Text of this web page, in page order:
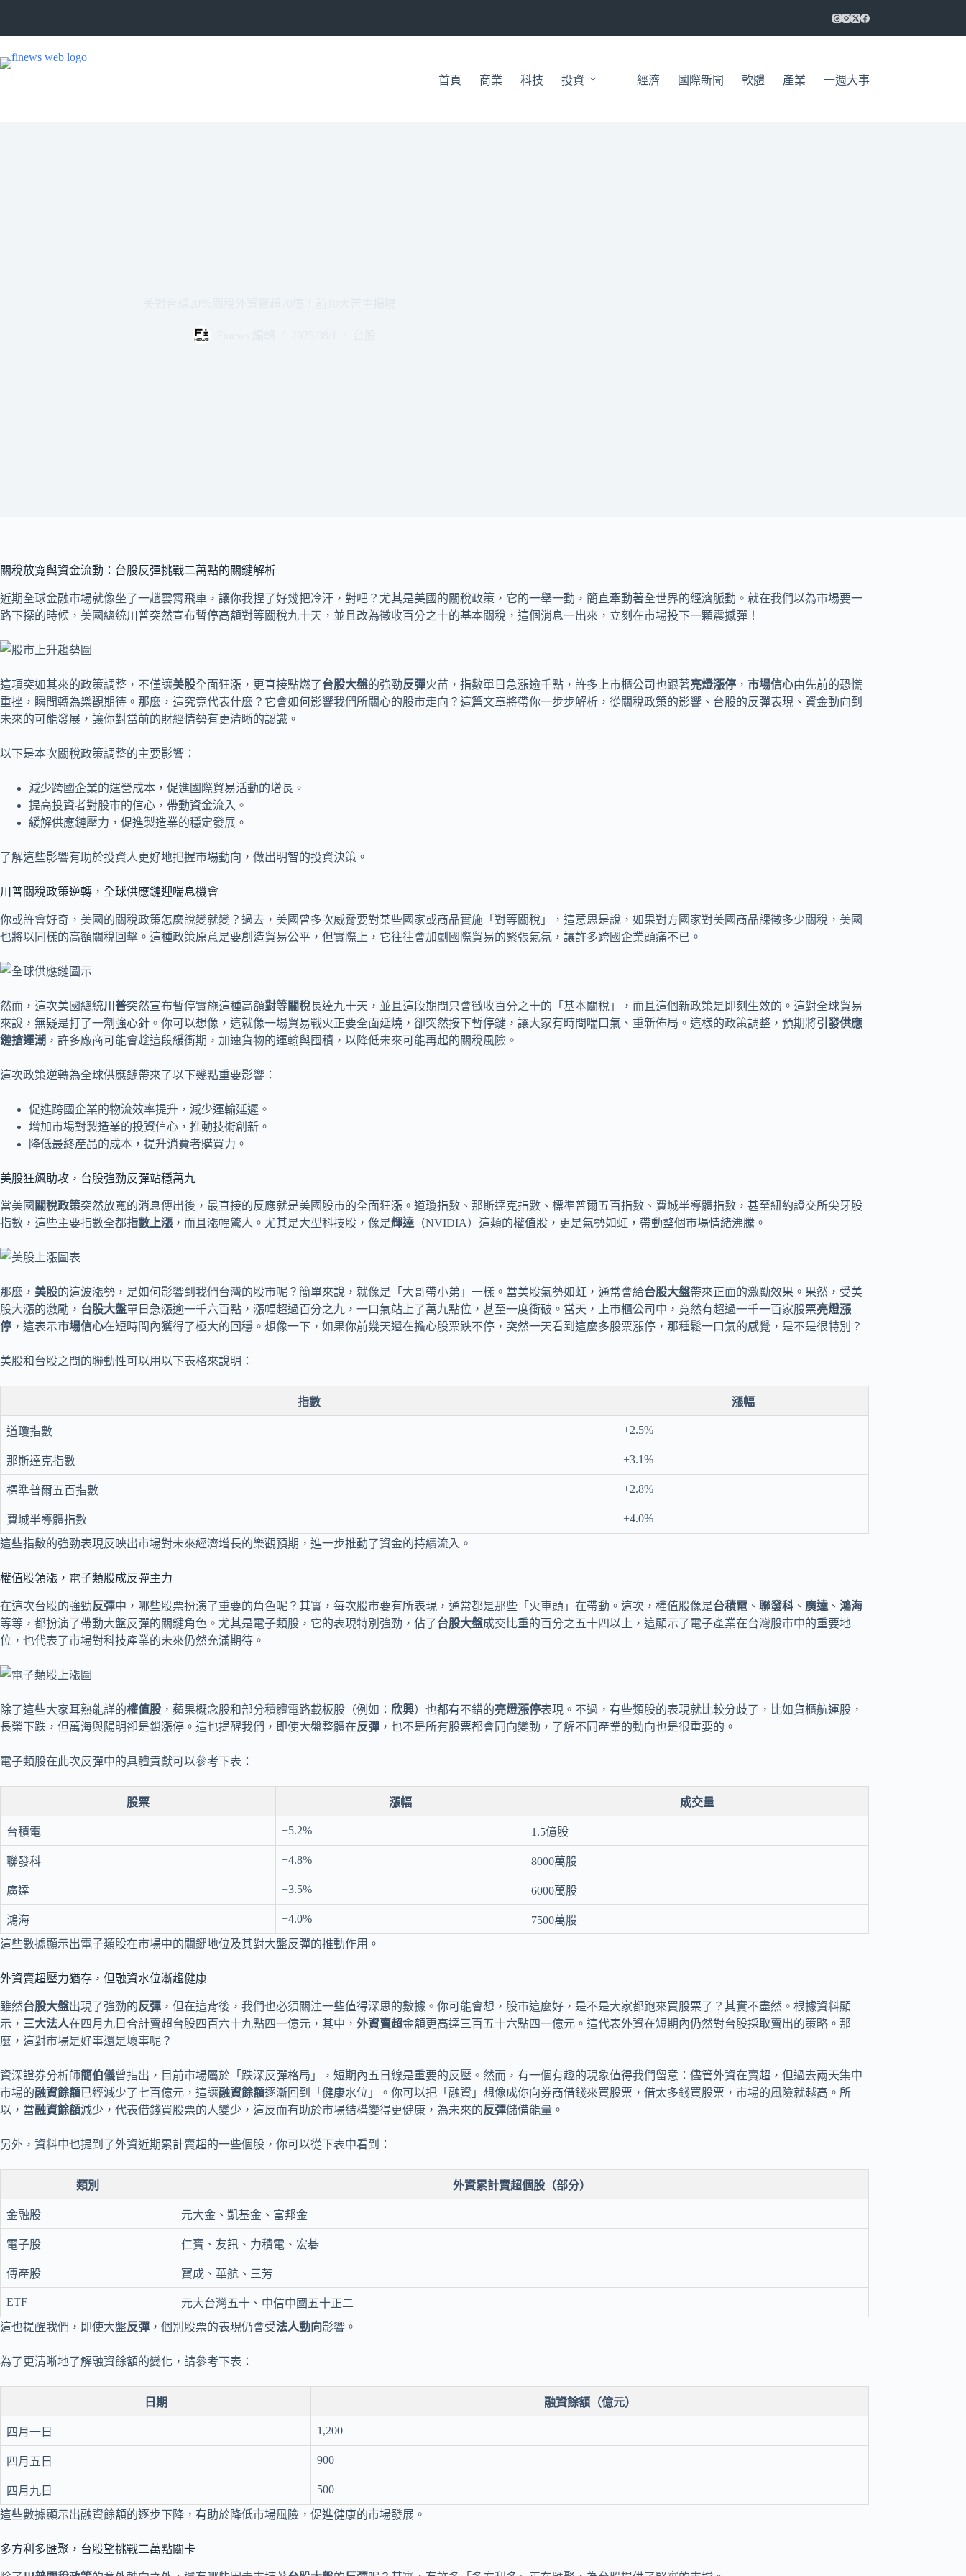
要
首頁 商業 科技 投資 經濟 國際新聞 軟體 產業 一週大事
關稅放寬與資金流動：台股反彈挑戰二萬點的關鍵解析
近期全球金融市場就像坐了一趟雲霄飛車，讓你我捏了好幾把冷汗，對吧？尤其是美國的關稅政策，它的一舉一動，簡直牽動著全世界的經濟脈動。就在我們以為市場要一
路下探的時候，美國總統川普突然宣布暫停高額對等關稅九十天，並且改為徵收百分之十的基本關稅，這個消息一出來，立刻在市場投下一顆震撼彈！
這項突如其來的政策調整，不僅讓美股全面狂漲，更直接點燃了台股大盤的強勁反彈火苗，指數單日急漲逾千點，許多上市櫃公司也跟著亮燈漲停 ， 市場信心由先前的恐慌
重挫，瞬間轉為樂觀期待。那麼，這究竟代表什麼？它會如何影響我們所關心的股市走向？這篇文章將帶你一步步解析，從關稅政策的影響、台股的反彈表現、資金動向到
未來的可能發展，讓你對當前的財經情勢有更清晰的認識。
以下是本次關稅政策調整的主要影響：
減少跨國企業的運營成本，促進國際貿易活動的增長。
提高投資者對股市的信心，帶動資金流入。
緩解供應鏈壓力，促進製造業的穩定發展。
了解這些影響有助於投資人更好地把握市場動向，做出明智的投資決策。
川普關稅政策逆轉，全球供應鏈迎喘息機會
你或許會好奇，美國的關稅政策怎麼說變就變？過去，美國曾多次威脅要對某些國家或商品實施「對等關稅」，這意思是說，如果對方國家對美國商品課徵多少關稅，美國
也將以同樣的高額關稅回擊。這種政策原意是要創造貿易公平，但實際上，它往往會加劇國際貿易的緊張氣氛，讓許多跨國企業頭痛不已。
然而，這次美國總統川普突然宣布暫停實施這種高額對等關稅長達九十天，並且這段期間只會徵收百分之十的「基本關稅」，而且這個新政策是即刻生效的。這對全球貿易
來說，無疑是打了一劑強心針。你可以想像，這就像一場貿易戰火正要全面延燒，卻突然按下暫停鍵，讓大家有時間喘口氣、重新佈局。這樣的政策調整，預期將引發供應
鏈搶運潮 ，許多廠商可能會趁這段緩衝期，加速貨物的運輸與囤積，以降低未來可能再起的關稅風險。
這次政策逆轉為全球供應鏈帶來了以下幾點重要影響：
促進跨國企業的物流效率提升，減少運輸延遲。
增加市場對製造業的投資信心，推動技術創新。
降低最終產品的成本，提升消費者購買力。
美股狂飆助攻，台股強勁反彈站穩萬九
當美國 關稅政策突然放寬的消息傳出後，最直接的反應就是美國股市的全面狂漲。道瓊指數、那斯達克指數、標準普爾五百指數、費城半導體指數，甚至紐約證交所尖牙股
指數，這些主要指數全都指數上漲 ，而且漲幅驚人。尤其是大型科技股，像是輝達 （NVIDIA）這類的權值股，更是氣勢如虹，帶動整個市場情緒沸騰。
那麼， 美股的這波漲勢，是如何影響到我們台灣的股市呢？簡單來說，就像是「大哥帶小弟」一樣。當美股氣勢如虹，通常會給台股大盤帶來正面的激勵效果。果然，受美
股大漲的激勵， 台股大盤單日急漲逾一千六百點，漲幅超過百分之九，一口氣站上了萬九點位，甚至一度衝破。當天，上市櫃公司中，竟然有超過一千一百家股票亮燈漲
停 ，這表示市場信心在短時間內獲得了極大的回穩。想像一下，如果你前幾天還在擔心股票跌不停，突然一天看到這麼多股票漲停，那種鬆一口氣的感覺，是不是很特別？
美股和台股之間的聯動性可以用以下表格來說明：
指數 漲幅
道瓊指數 +2.5%
那斯達克指數 +3.1%
標準普爾五百指數 +2.8%
費城半導體指數 +4.0%
這些指數的強勁表現反映出市場對未來經濟增長的樂觀預期，進一步推動了資金的持續流入。
權值股領漲，電子類股成反彈主力
在這次台股的強勁反彈中，哪些股票扮演了重要的角色呢？其實，每次股市要有所表現，通常都是那些「火車頭」在帶動。這次，權值股像是台積電 、 聯發科 、 廣達 、 鴻海
等等，都扮演了帶動大盤反彈的關鍵角色。尤其是電子類股，它的表現特別強勁，佔了台股大盤成交比重的百分之五十四以上，這顯示了電子產業在台灣股市中的重要地
位，也代表了市場對科技產業的未來仍然充滿期待。
除了這些大家耳熟能詳的權值股 ，蘋果概念股和部分積體電路載板股（例如： 欣興）也都有不錯的亮燈漲停表現。不過，有些類股的表現就比較分歧了，比如貨櫃航運股，
長榮下跌，但萬海與陽明卻是鎖漲停。這也提醒我們，即使大盤整體在反彈 ，也不是所有股票都會同向變動，了解不同產業的動向也是很重要的。
電子類股在此次反彈中的具體貢獻可以參考下表：
股票 漲幅 成交量
台積電 +5.2% 1.5億股
聯發科 +4.8% 8000萬股
廣達 +3.5% 6000萬股
鴻海 +4.0%
7500萬股
這些數據顯示出電子類股在市場中的關鍵地位及其對大盤反彈的推動作用。
外資賣超壓力猶存，但融資水位漸趨健康
雖然台股大盤出現了強勁的反彈 ，但在這背後，我們也必須關注一些值得深思的數據。你可能會想，股市這麼好，是不是大家都跑來買股票了？其實不盡然。根據資料顯
示， 三大法人在四月九日合計賣超台股四百六十九點四一億元，其中， 外資賣超金額更高達三百五十六點四一億元。這代表外資在短期內仍然對台股採取賣出的策略。那
麼，這對市場是好事還是壞事呢？
資深證券分析師簡伯儀曾指出，目前市場屬於「跌深反彈格局」，短期內五日線是重要的反壓。然而，有一個有趣的現象值得我們留意：儘管外資在賣超，但過去兩天集中
市場的融資餘額已經減少了七百億元，這讓融資餘額逐漸回到「健康水位」。你可以把「融資」想像成你向券商借錢來買股票，借太多錢買股票，市場的風險就越高。所
以，當融資餘額減少，代表借錢買股票的人變少，這反而有助於市場結構變得更健康，為未來的反彈儲備能量。
另外，資料中也提到了外資近期累計賣超的一些個股，你可以從下表中看到：
類別 外資累計賣超個股（部分）
金融股 元大金、凱基金、富邦金
電子股 仁寶、友訊、力積電、宏碁
傳產股 寶成、華航、三芳
ETF
元大台灣五十、中信中國五十正二
這也提醒我們，即使大盤反彈 ，個別股票的表現仍會受法人動向影響。
為了更清晰地了解融資餘額的變化，請參考下表：
日期 融資餘額（億元）
四月一日 1,200
四月五日 900
四月九日 500
這些數據顯示出融資餘額的逐步下降，有助於降低市場風險，促進健康的市場發展。
多方利多匯聚，台股望挑戰二萬點關卡